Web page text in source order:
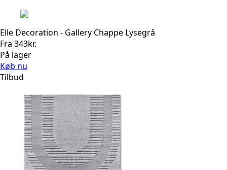
Elle Decoration - Gallery Chappe Lysegrå
Fra 343kr.
På lager
Køb nu
Tilbud